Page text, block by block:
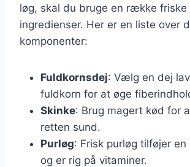
løg, skal du bruge en række
ingredienser. Her er en liste over
komponenter:
Fuldkornsdej: Vælg en dej
fuldkorn for at øge
Skinke: Brug magert kød for
retten sund.
Purløg: Frisk purløg tilføjer en
og er rig på vitaminer.